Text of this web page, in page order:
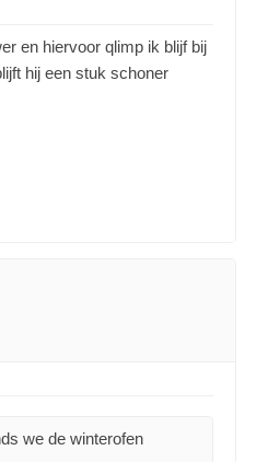
en hiervoor qlimp ik blijf bij
hij een stuk schoner
we de winterofen